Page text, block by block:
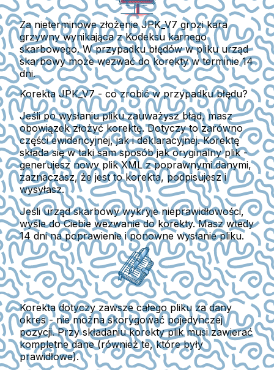
Za nieterminowe złożenie JPK_V7 grozi kara
grzywny wynikająca z Kodeksu karnego
skarbowego. W przypadku błędów w pliku urząd
skarbowy może wezwać do korekty w terminie 14
dni.
Korekta JPK_V7 - co zrobić w przypadku błędu?
Jeśli po wysłaniu pliku zauważysz błąd, masz
obowiązek złożyć korektę.Dotyczy to zarówno
części ewidencyjnej, jak i deklaracyjnej. Korektę
składa się w taki sam sposób jak oryginalny plik -
generujesz nowy plik XML z poprawnymi danymi,
zaznaczasz, że jest to korekta, podpisujesz i
wysyłasz.
Jeśli urząd skarbowy wykryje nieprawidłowości,
wyśle do Ciebie wezwanie do korekty.Masz wtedy
14 dni na poprawienie i ponowne wysłanie pliku.
Korekta dotyczy zawsze całego pliku za dany
okres - nie można skorygować pojedynczej
pozycji.Przy składaniu korekty plik musi zawierać
kompletne dane(również te, które były
prawidłowe).